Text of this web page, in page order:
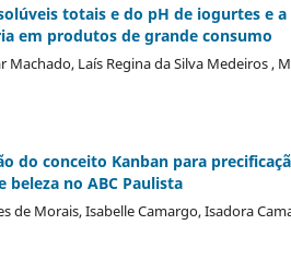
totais e do pH de iogurtes e
em produtos de grande consumo
Machado, Laís Regina da Silva Medeiros ,
do conceito Kanban para
beleza no ABC Paulista
de Morais, Isabelle Camargo, Isadora